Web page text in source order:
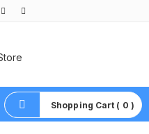
Shopping Cart ( 0 )